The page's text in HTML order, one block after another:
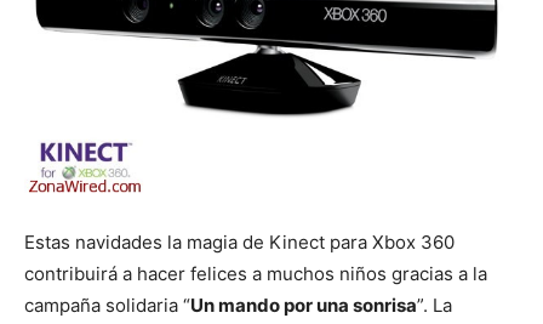
Estas navidades la magia de Kinect para Xbox 360
contribuirá a hacer felices a muchos niños gracias a la
campaña solidaria “Un mando por una sonrisa”. La